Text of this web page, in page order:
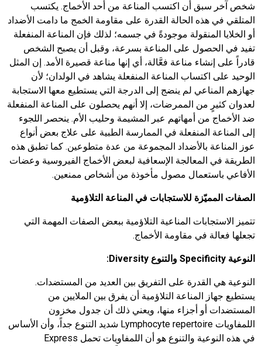
شخص آخر سبق أن اكتسب المناعة من أحد الأخماج. يكتسب
المتلقي في هذه الحالة القدرة على مقاومة الخمج ما دامت الأضداد
أو الخلايا المنقولة موجودةً في جسمه؛ لذلك فإن المناعة المنفعلة
تفيد في الحصول على المناعة بسرعة، وقبل أن يصبح الشخص
قادراً على إنشاء مناعة فعَّالة، أي إنها مناعة قصيرة الأمد. إن المثل
الوحيد على اكتساب المناعة المنفعلة يشاهد في الولدان؛ لأن
جهازهم المناعي لم ينضج إلى الدرجة التي يستطيع معها الاستجابة
لعدوان كثيرٍ من الممرضات، إلا أنهم يحصلون على المناعة المنفعلة
ضد الأخماج من أمهاتهم عبر المشيمة وحليب الأم. ينحصر اللجوء
إلى المناعة المنفعلة في الممارسة الطبية على علاج بعض أنواع
عوز المناعة بالأضداد المجموعة من عدة متطوعين. كما تطبق هذه
الطريقة في المعالجة الإسعافية لبعض الأخماج الفيروسية وعضات
الأفاعي باستعمال مصول مأخوذة من أشخاص ممنعين.
الصفات المميّزة للاستجابات في المناعة التلاؤمية
تتميز الاستجابات المناعية التلاؤمية ببعض الصفات المهمة التي
تجعلها فعالة في مقاومة الأخماج.
النوعية Specificity والتنوع Diversity
:
النوعية هي القدرة على التفريق بين العديد من المستضدات.
يستطيع جهاز المناعة التلاؤمية أن يفرق بين الملايين من
المستضدات أو أجزاء منها، ويعني ذلك أن جدول مخزون
اللمفاويات Lymphocyte repertoire شديد التنوع جداً، وأن الأساس
في هذه النوعية والتنوع هو أن اللمفاويات تحمل Express